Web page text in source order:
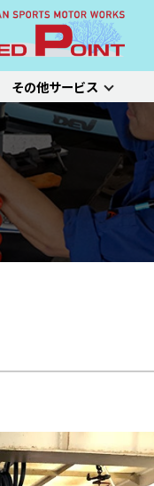
ホイールア
新車点検整備
ステージ2
アルファロ
サスペンシ
インテリア
その他サービス
車両買い取り